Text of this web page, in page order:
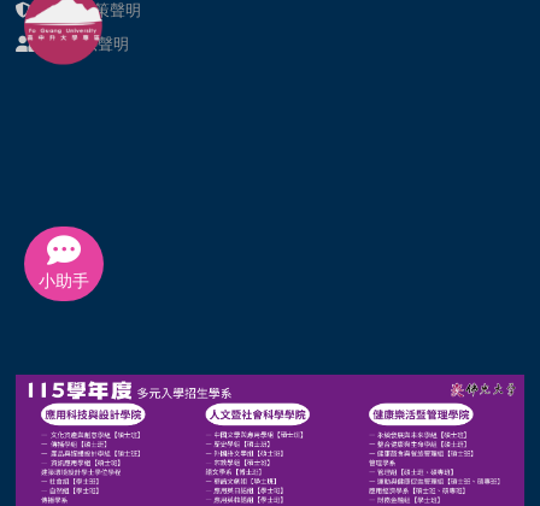
隱私權政策聲明
個資提供聲明
小助手